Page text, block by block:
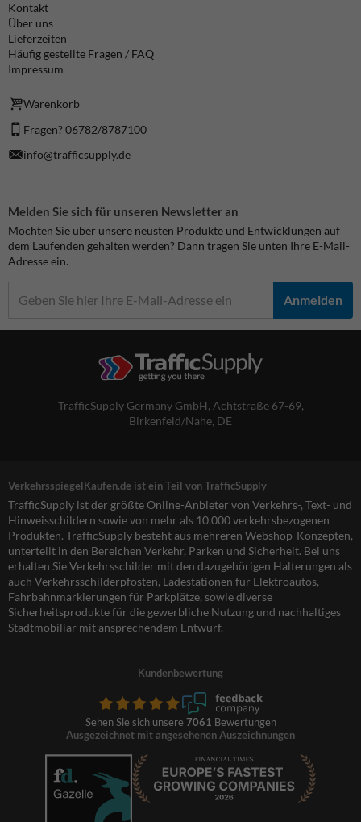
Kontakt
Über uns
Lieferzeiten
Häufig gestellte Fragen / FAQ
Impressum
Warenkorb
Fragen? 06782/8787100
info@trafficsupply.de
Melden Sie sich für unseren Newsletter an
Möchten Sie über unsere neusten Produkte und Entwicklungen auf
dem Laufenden gehalten werden? Dann tragen Sie unten Ihre E-Mail-
Adresse ein.
Anmelden
TrafficSupply Germany GmbH, Achtstraße 67-69,
Birkenfeld/Nahe, DE
VerkehrsspiegelKaufen.de ist ein Teil von TrafficSupply
TrafficSupply ist der größte Online-Anbieter von Verkehrs-, Text- und
Hinweisschildern sowie von mehr als 10.000 verkehrsbezogenen
Produkten. TrafficSupply besteht aus mehreren Webshop-Konzepten,
unterteilt in den Bereichen Verkehr, Parken und Sicherheit. Bei uns
erhalten Sie Verkehrsschilder mit den dazugehörigen Halterungen als
auch Verkehrsschilderpfosten, Ladestationen für Elektroautos,
Fahrbahnmarkierungen für Parkplätze, sowie diverse
Sicherheitsprodukte für die gewerbliche Nutzung und nachhaltiges
Stadtmobiliar mit ansprechendem Entwurf.
Kundenbewertung
Sehen Sie sich unsere 7061 Bewertungen
Ausgezeichnet mit angesehenen Auszeichnungen